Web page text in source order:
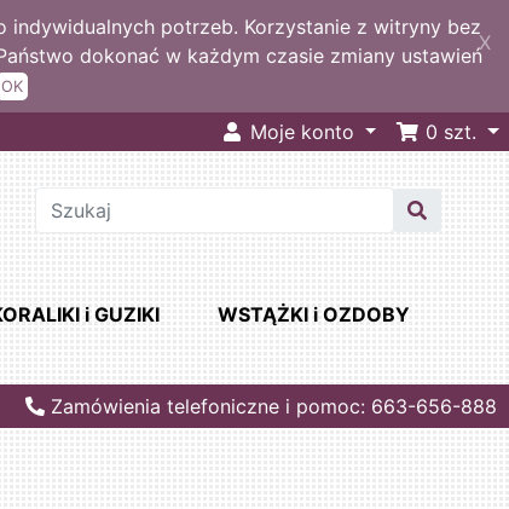
indywidualnych potrzeb. Korzystanie z witryny bez
dokonać w każdym czasie zmiany ustawień
X
OK
Moje konto 0 szt.
i GUZIKI WSTĄŻKI i OZDOBY
Zamówienia telefoniczne i pomoc: 663-656-888